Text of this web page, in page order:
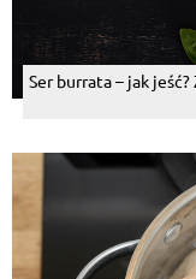
Ser burrata – jak jeść?